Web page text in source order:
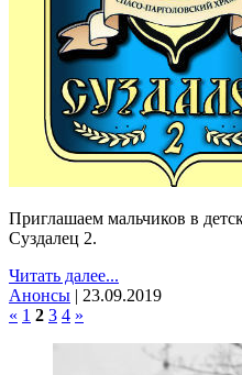
Приглашаем мальчиков в
Суздалец 2.
Читать далее...
Анонсы | 23.09.2019
« 1 2 3 4 »